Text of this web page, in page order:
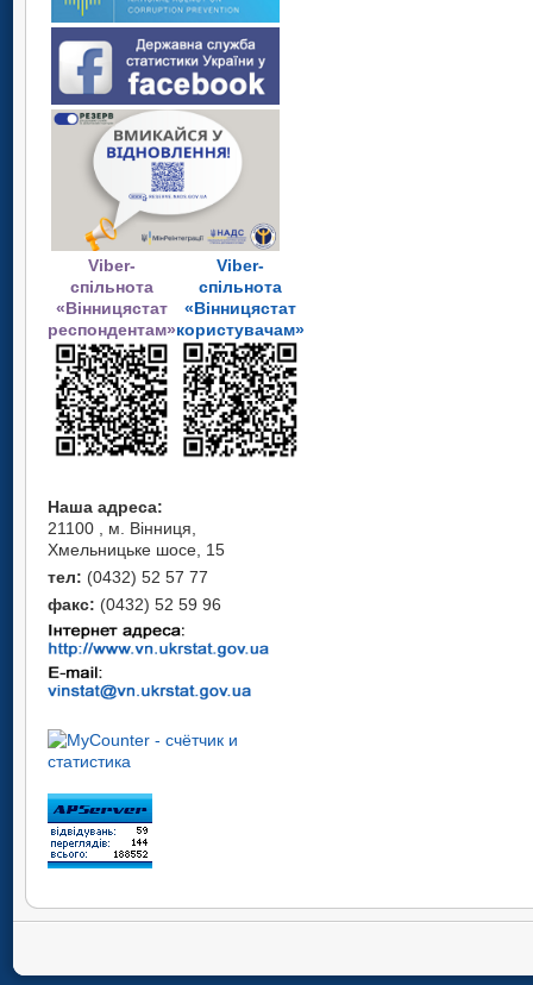
Viber-
спільнота
«Вінницястат
респондентам»
Viber-
спільнота
«Вінницястат
користувачам»
Наша адреса:
21100 , м. Вінниця,
Хмельницьке шосе, 15
тел: (0432) 52 57 77
факс: (0432) 52 59 96